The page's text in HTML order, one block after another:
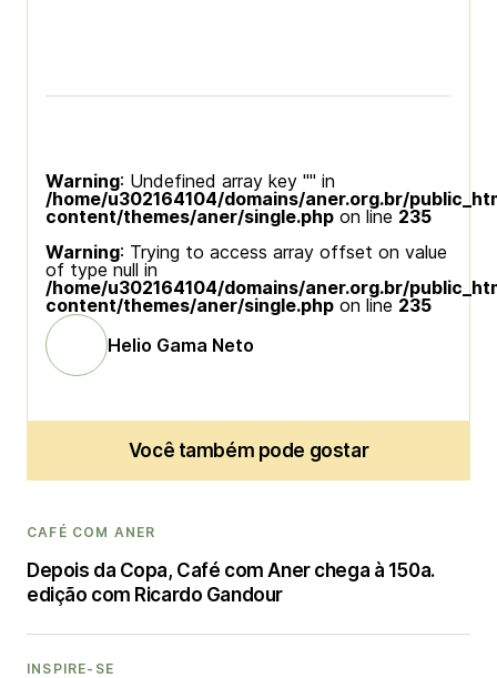
Warning: Undefined array key "" in
/home/u302164104/domains/aner.org.br/
content/themes/aner/single.php on line 235
Warning: Trying to access array offset on value
of type null in
/home/u302164104/domains/aner.org.br/
content/themes/aner/single.php on line 235
Helio Gama Neto
Você também pode gostar
CAFÉ COM ANER
Depois da Copa, Café com Aner chega à 150a.
edição com Ricardo Gandour
INSPIRE-SE